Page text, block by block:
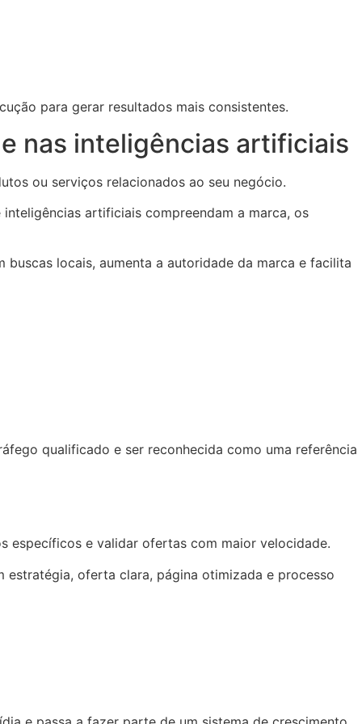
para gerar resultados mais consistentes.
nas inteligências artificiais
ou serviços relacionados ao seu negócio.
artificiais compreendam a marca, os
locais, aumenta a autoridade da marca e facilita
qualificado e ser reconhecida como uma referência
específicos e validar ofertas com maior velocidade.
estratégia, oferta clara, página otimizada e processo